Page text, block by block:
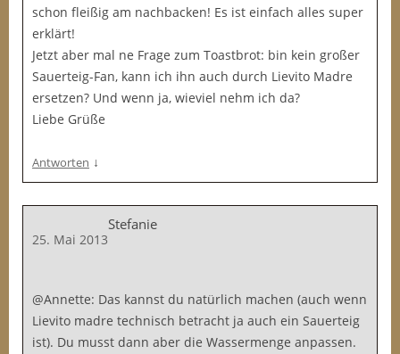
schon fleißig am nachbacken! Es ist einfach alles super
erklärt!
Jetzt aber mal ne Frage zum Toastbrot: bin kein großer
Sauerteig-Fan, kann ich ihn auch durch Lievito Madre
ersetzen? Und wenn ja, wieviel nehm ich da?
Liebe Grüße
Antworten ↓
Stefanie
25. Mai 2013
@Annette: Das kannst du natürlich machen (auch wenn
Lievito madre technisch betracht ja auch ein Sauerteig
ist). Du musst dann aber die Wassermenge anpassen.